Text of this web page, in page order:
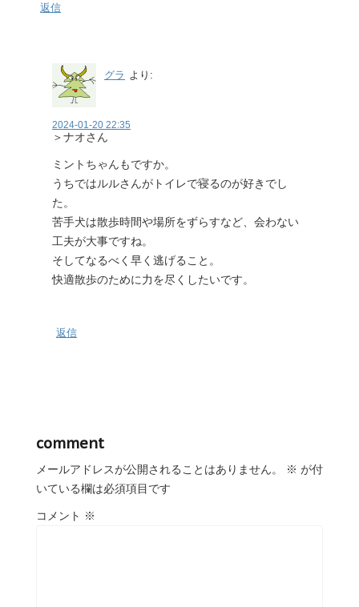
返信
グラ より:
2024-01-20 22:35
＞ナオさん
ミントちゃんもですか。
うちではルルさんがトイレで寝るのが好きでし
た。
苦手犬は散歩時間や場所をずらすなど、会わない
工夫が大事ですね。
そしてなるべく早く逃げること。
快適散歩のために力を尽くしたいです。
返信
comment
メールアドレスが公開されることはありません。 ※ が付
いている欄は必須項目です
コメント ※